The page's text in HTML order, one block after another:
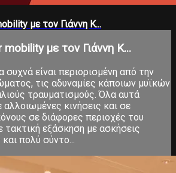
με τον Γιάννη Κ...
με τον Γιάννη Κ...
συχνά είναι περιορισμένη από την
τις αδυναμίες κάποιων μυϊκών
τραυματισμούς. Όλα αυτά
κινήσεις και σε
σε διάφορες περιοχές του
εξάσκηση με ασκήσεις
πολύ σύντο...